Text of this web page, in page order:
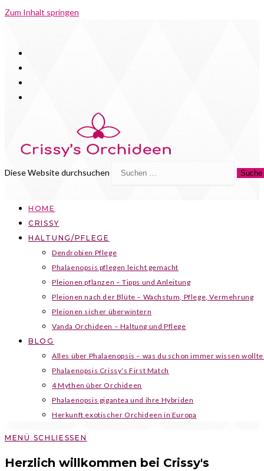
Zum Inhalt springen
Diese Website durchsuchen
HOME
CRISSY
HALTUNG/PFLEGE
Dendrobien Pflege
Phalaenopsis pflegen leicht gemacht
Pleionen pflanzen – Tipps und Anleitung
Pleionen nach der Blüte – Wachstum, Pflege, Vermehrung
Pleionen sicher überwintern
Vanda Orchideen – Haltung und Pflege
BLOG
Alles über Phalaenopsis – was du schon immer wissen
Phalaenopsis Crissy’s First Match
4 Mythen über Orchideen
Phalaenopsis gigantea und ihre Hybriden
Herkunft exotischer Orchideen in Europa
MENÜ SCHLIESSEN
Herzlich willkommen bei Crissy's